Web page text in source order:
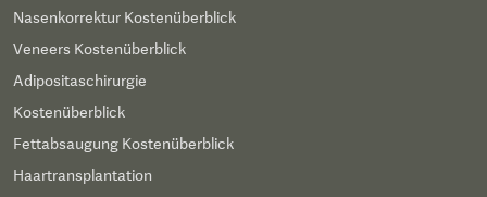
Nasenkorrektur Kostenüberblick
Veneers Kostenüberblick
Adipositaschirurgie
Kostenüberblick
Fettabsaugung Kostenüberblick
Haartransplantation